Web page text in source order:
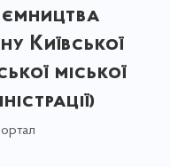
Київської
міської